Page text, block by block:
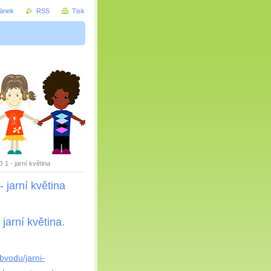
1 - jarní květina
jarní květina
květina.
jarni-
RSS Tisk